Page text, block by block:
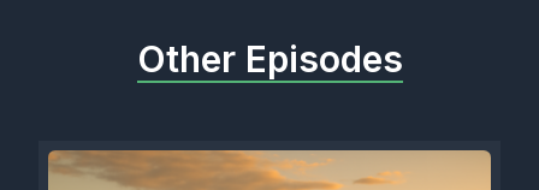
Other Episodes